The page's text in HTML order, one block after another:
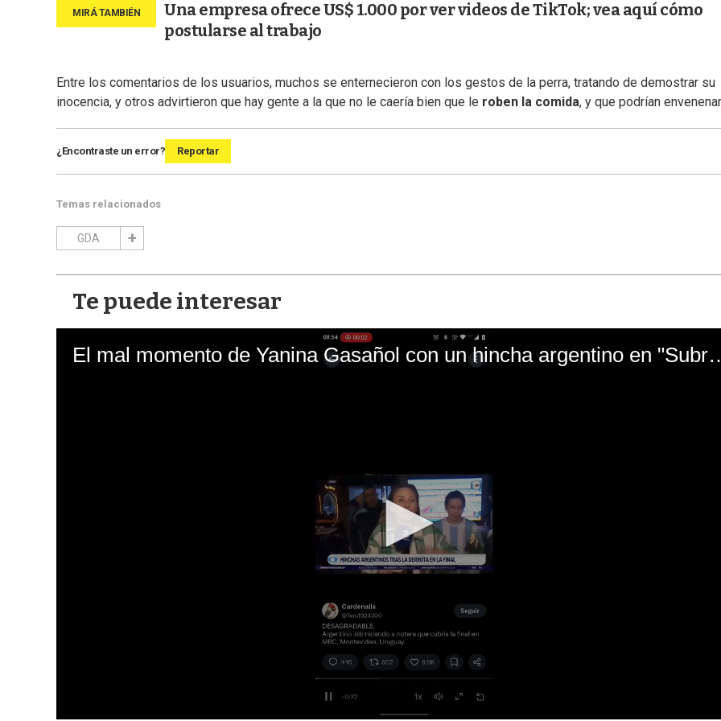
Una empresa ofrece US$ 1.000 por ver videos de TikTok; vea aquí cómo
postularse al trabajo
Entre los comentarios de los usuarios, muchos se enternecieron con los gestos de la perra, tratando de demostrar su
inocencia, y otros advirtieron que hay gente a la que no le caería bien que le roben la comida, y que podrían
¿Encontraste un error? Reportar
Temas relacionados
GDA
Te puede interesar
El mal momento de Yanina